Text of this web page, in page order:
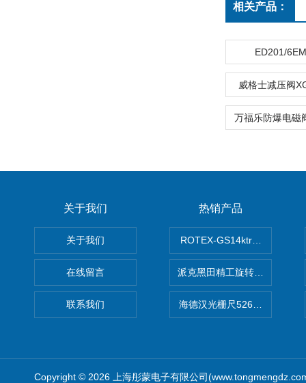
相关产品：
ED201/
威格士减压阀
关于我们
关于我们
在线留言
联系我们
热销产品
ROTEX-GS14ktr梅花连轴器
派克黑田精工旋转气缸
海德汉光栅尺526974-09
Copyright © 2026 上海彤蒙电子有限公司